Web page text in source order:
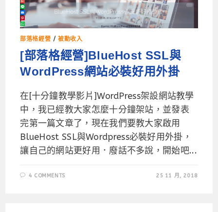
部落格經營 /被動收入
[部落格經營]BlueHost SSL與
WordPress網站必裝好用外掛
在[十分鐘教學影片]WordPress架設網站教學
中，我已經教大家怎麼十分鐘架站，並發表
完第一篇文章了，現在我們要教大家啟用
BlueHost SSL與Wordpress必裝好用外掛，
讓自己的網站更好用．廢話不多說，開始吧...
4 COMMENTS 25 11 月, 2018